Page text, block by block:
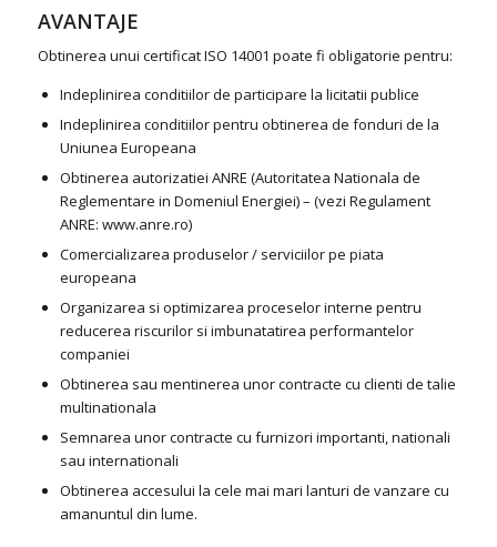
AVANTAJE
Obtinerea unui certificat ISO 14001 poate fi obligatorie pentru:
Indeplinirea conditiilor de participare la licitatii publice
Indeplinirea conditiilor pentru obtinerea de fonduri de la
Uniunea Europeana
Obtinerea autorizatiei ANRE (Autoritatea Nationala de
Reglementare in Domeniul Energiei) – (vezi Regulament
ANRE: www.anre.ro)
Comercializarea produselor / serviciilor pe piata
europeana
Organizarea si optimizarea proceselor interne pentru
reducerea riscurilor si imbunatatirea performantelor
companiei
Obtinerea sau mentinerea unor contracte cu clienti de talie
multinationala
Semnarea unor contracte cu furnizori importanti, nationali
sau internationali
Obtinerea accesului la cele mai mari lanturi de vanzare cu
amanuntul din lume.